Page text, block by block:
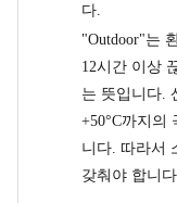
다.
"Outdoor"는
12시간 이상
는 뜻입니다.
+50°C까지의
니다. 따라서
갖춰야 합니다.